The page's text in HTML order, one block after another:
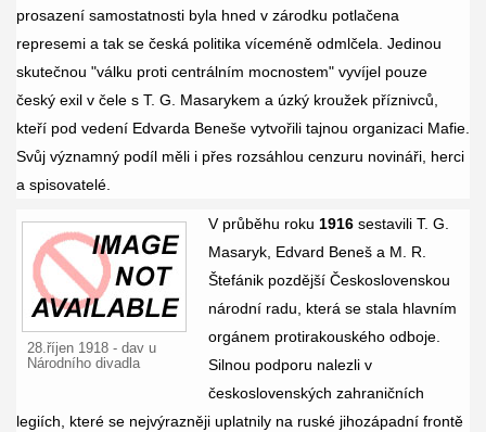
prosazení samostatnosti byla hned v zárodku potlačena
represemi a tak se česká politika víceméně odmlčela. Jedinou
skutečnou "válku proti centrálním mocnostem" vyvíjel pouze
český exil v čele s T. G. Masarykem a úzký kroužek příznivců,
kteří pod vedení Edvarda Beneše vytvořili tajnou organizaci Mafie.
Svůj významný podíl měli i přes rozsáhlou cenzuru novináři, herci
a spisovatelé.
28.říjen 1918 - dav u
Národního divadla
V průběhu roku 1916sestavili T. G.
Masaryk, Edvard Beneš a M. R.
Štefánik pozdější Československou
národní radu, která se stala hlavním
orgánem protirakouského odboje.
Silnou podporu nalezli v
československých zahraničních
legiích, které se nejvýrazněji uplatnily na ruské jihozápadní frontě